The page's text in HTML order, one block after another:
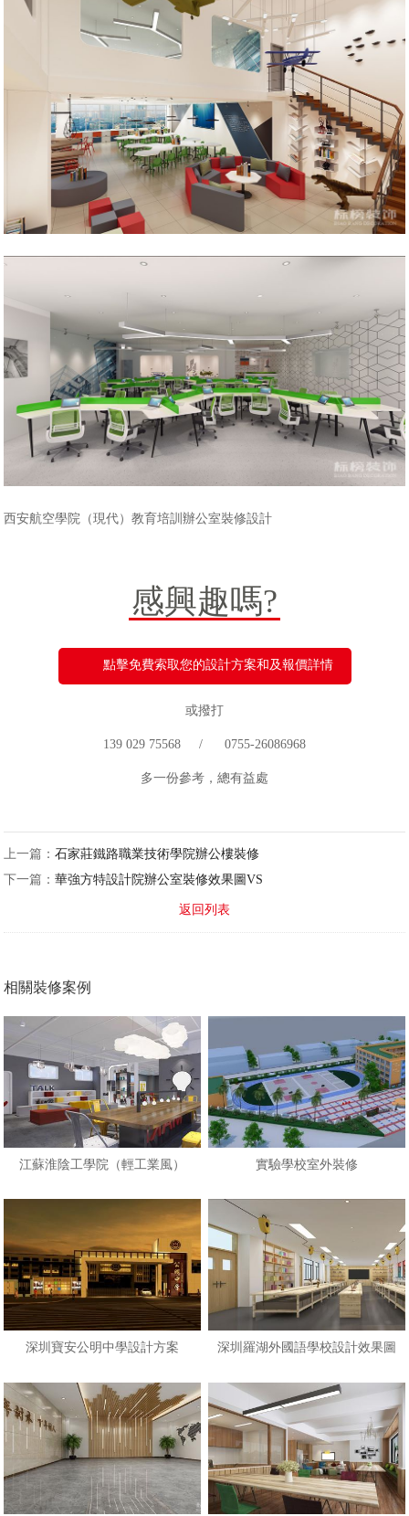
西安航空學院（現代）教育培訓辦公室裝修設計
感興趣嗎?
點擊免費索取您的設計方案和及報價詳情
或撥打
139 029 75568 / 0755-26086968
多一份參考，總有益處
上一篇：石家莊鐵路職業技術學院辦公樓裝修
下一篇：華強方特設計院辦公室裝修效果圖VS
返回列表
相關裝修案例
江蘇淮陰工學院（輕工業風） 實驗學校室外裝修
深圳寶安公明中學設計方案 深圳羅湖外國語學校設計效果圖